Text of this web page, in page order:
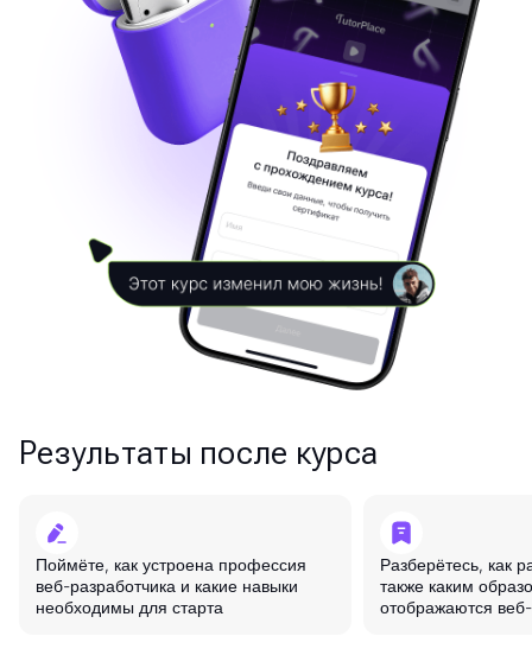
Результаты после курса
Поймёте, как устроена профессия
веб-разработчика и какие навыки
необходимы для старта
Разберётесь, как
также каким
отображаются